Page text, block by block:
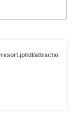
tdl/attractio